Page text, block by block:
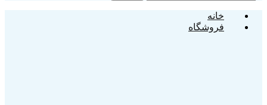
خانه
فروشگاه